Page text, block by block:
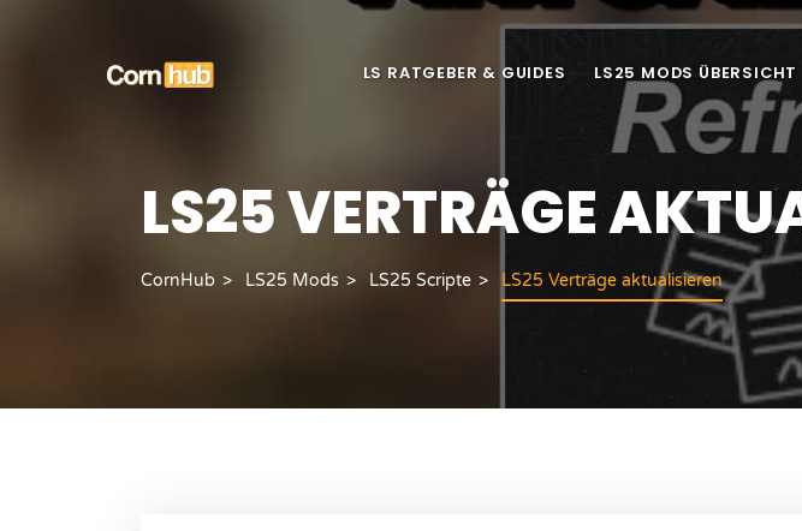
LS RATGEBER & GUIDES LS25 MODS ÜBERSICHT
LS25 VERTRÄGE
CornHub LS25 Mods LS25 Scripte LS25 Verträge aktualisieren